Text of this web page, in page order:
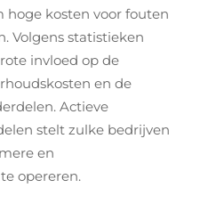
kosten voor fouten
Volgens statistieken
invloed op de
en de
Actieve
stelt zulke bedrijven
en
opereren.